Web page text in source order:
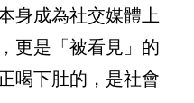
身成為社交媒體上
更是「被看見」的
喝下肚的，是社會